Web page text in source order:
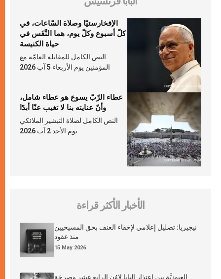
الإفخارستيّا وصلاة السّاعات، في
كلّ أسبوع وكلّ يوم، هما النَّفَس في
حياة الكنيسة
النص الكامل للمقابلة العامّة مع
المؤمنين يوم الأربعاء 5 آب 2026
عطاء الرّبّ يسوع هو عطاء شامل،
وأنّ عنايته بنا لا تغيب عنّا أبدًا
النص الكامل لصلاة التبشير الملائكي
يوم الأحد 2 آب 2026
الأخبار الأكثر قراءة
نيجيريا: تضليل إعلامي لإخفاء العنف بحق المسيحيين
منذ عقود
15 May 2026
العبوديَّة بين اعتذار البابا لاوُن الرابع عشر وصرخة